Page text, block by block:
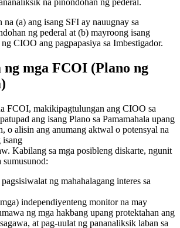
na (a) ang isang SFI ay nauugnay sa
ng pederal at (b) mayroong isang
CIOO ang pagpapasiya sa Imbestigador.
ng mga FCOI (Plano ng
FCOI, makikipagtulungan ang CIOO sa
ang isang Plano sa Pamamahala upang
o alisin ang anumang aktwal o potensyal na
isang
Kabilang sa mga posibleng diskarte, ngunit
ng mahahalagang interes sa
independiyenteng monitor na may
ng mga hakbang upang protektahan ang
at pag-uulat ng pananaliksik laban sa